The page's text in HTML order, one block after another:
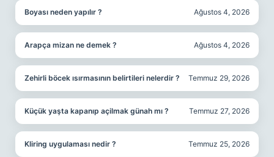
Boyası neden yapılır ? Ağustos 4, 2026
Arapça mizan ne demek ? Ağustos 4, 2026
Zehirli böcek ısırmasının belirtileri nelerdir ? Temmuz 29, 2026
Küçük yaşta kapanıp açilmak günah mı ? Temmuz 27, 2026
Kliring uygulaması nedir ? Temmuz 25, 2026